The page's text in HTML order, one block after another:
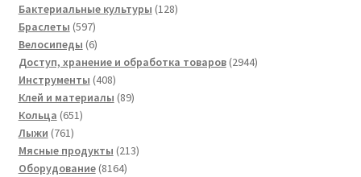
товаров
Бактериальные культуры 128128
Браслеты 597597
товаров
Велосипеды 66
товаров
Доступ, хранение и обработка товаров 29442944
Инструменты 408408
товаров
Клей и материалы 8989
Кольца 651651
Лыжи 761761
товар
Мясные продукты 213213
Оборудование 81648164